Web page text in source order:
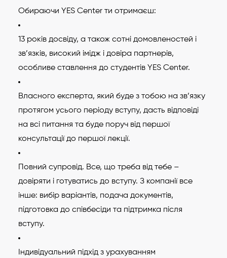
Обираючи YES Center ти отримаєш:
13 років досвіду, а також сотні домовленостей і
зв’язків, високий імідж і довіра партнерів,
особливе ставлення до студентів YES Center.
Власного експерта, який буде з тобою на зв’язку
протягом усього періоду вступу, дасть відповіді
на всі питання та буде поруч від першої
консультації до першої лекції.
Повний супровід. Все, що треба від тебе –
довіряти і готуватись до вступу. З компанії все
інше: вибір варіантів, подача документів,
підготовка до співбесіди та підтримка після
вступу.
Індивідуальний підхід з урахуванням